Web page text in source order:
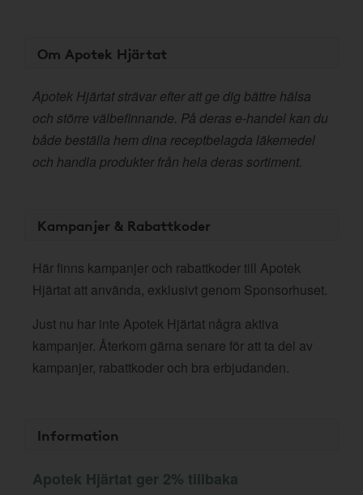
Om Apotek Hjärtat
Apotek Hjärtat strävar efter att ge dig bättre hälsa
och större välbefinnande. På deras e-handel kan du
både beställa hem dina receptbelagda läkemedel
och handla produkter från hela deras sortiment.
Kampanjer & Rabattkoder
Här finns kampanjer och rabattkoder till Apotek
Hjärtat att använda, exklusivt genom Sponsorhuset.
Just nu har inte Apotek Hjärtat några aktiva
kampanjer. Återkom gärna senare för att ta del av
kampanjer, rabattkoder och bra erbjudanden.
Information
Apotek Hjärtat ger 2% tillbaka